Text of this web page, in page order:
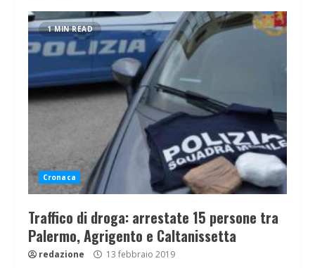
1 MIN READ
Cronaca
Traffico di droga: arrestate 15 persone tra
Palermo, Agrigento e Caltanissetta
redazione 13 febbraio 2019